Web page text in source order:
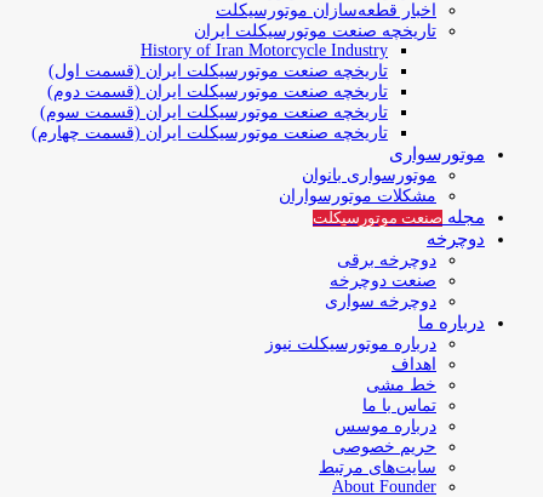
اخبار قطعه‌سازان موتورسیکلت
تاریخچه صنعت موتورسیکلت ایران
History of Iran Motorcycle Industry
تاریخچه صنعت موتورسیکلت ایران (قسمت اول)
تاریخچه صنعت موتورسیکلت ایران (قسمت دوم)
تاریخچه صنعت موتورسیکلت ایران (قسمت سوم)
تاریخچه صنعت موتورسیکلت ایران (قسمت چهارم)
موتورسواری
موتورسواری بانوان
مشکلات موتورسواران
مجله صنعت موتورسیکلت
دوچرخه
دوچرخه برقی
صنعت دوچرخه
دوچرخه سواری
درباره ما
درباره موتورسیکلت نیوز
اهداف
خط مشی
تماس با ما
درباره موسس
حریم خصوصی
سایت‌های مرتبط
About Founder